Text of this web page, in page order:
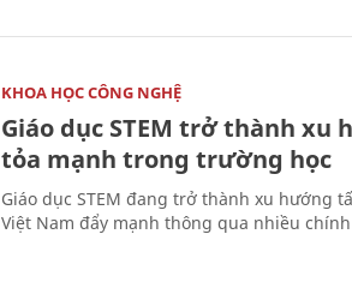
KHOA HỌC CÔNG NGHỆ
Giáo dục STEM trở thành xu
tỏa mạnh trong trường học
Giáo dục STEM đang trở thành xu hướng
Việt Nam đẩy mạnh thông qua nhiều